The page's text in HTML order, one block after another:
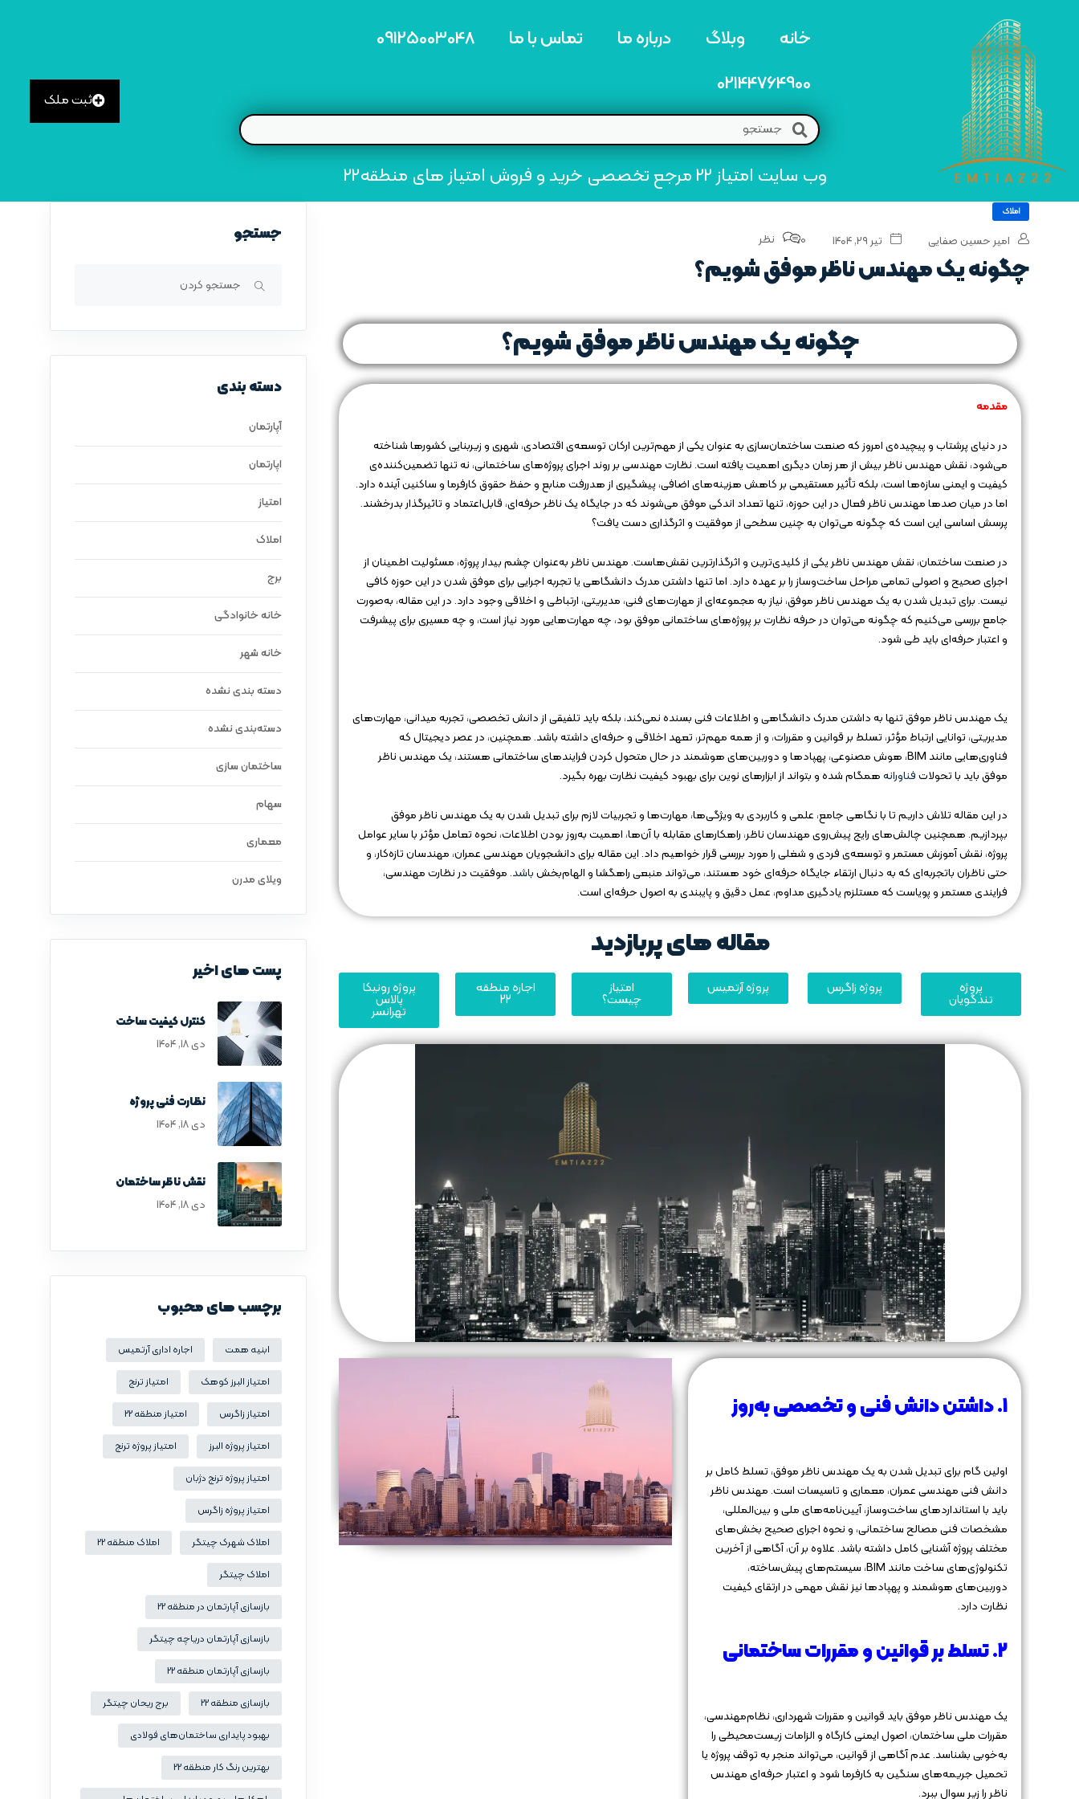
خانه وبلاگ درباره ما تماس با ما
09125003048
02144764900
وب سایت امتیاز 22 مرجع تخصصی خرید و فروش امتیاز های منطقه22
ثبت ملک
املاک
امیر حسین صفایی تیر ۲۹, ۱۴۰۴ 0 نظر
چگونه یک مهندس ناظر موفق شویم؟
چگونه یک مهندس ناظر موفق شویم؟
مقدمه‌
در دنیای پرشتاب و پیچیده‌ی امروز که صنعت ساختمان‌سازی به عنوان یکی از مهم‌ترین ارکان توسعه‌ی اقتصادی، شهری و زیربنایی کشورها شناخته
می‌شود، نقش مهندس ناظر بیش از هر زمان دیگری اهمیت یافته است. نظارت مهندسی بر روند اجرای پروژه‌های ساختمانی، نه تنها تضمین‌کننده‌ی
کیفیت و ایمنی سازه‌ها است، بلکه تأثیر مستقیمی بر کاهش هزینه‌های اضافی، پیشگیری از هدررفت منابع و حفظ حقوق کارفرما و ساکنین آینده دارد.
اما در میان صدها مهندس ناظر فعال در این حوزه، تنها تعداد اندکی موفق می‌شوند که در جایگاه یک ناظر حرفه‌ای، قابل‌اعتماد و تاثیرگذار بدرخشند.
پرسش اساسی این است که چگونه می‌توان به چنین سطحی از موفقیت و اثرگذاری دست یافت؟
در صنعت ساختمان، نقش مهندس ناظر یکی از کلیدی‌ترین و اثرگذارترین نقش‌هاست. مهندس ناظر به‌عنوان چشم بیدار پروژه، مسئولیت اطمینان از
اجرای صحیح و اصولی تمامی مراحل ساخت‌وساز را بر عهده دارد. اما تنها داشتن مدرک دانشگاهی یا تجربه اجرایی برای موفق شدن در این حوزه کافی
نیست. برای تبدیل شدن به یک مهندس ناظر موفق، نیاز به مجموعه‌ای از مهارت‌های فنی، مدیریتی، ارتباطی و اخلاقی وجود دارد. در این مقاله، به‌صورت
جامع بررسی می‌کنیم که چگونه می‌توان در حرفه نظارت بر پروژه‌های ساختمانی موفق بود، چه مهارت‌هایی مورد نیاز است، و چه مسیری برای پیشرفت
و اعتبار حرفه‌ای باید طی شود.
یک مهندس ناظر موفق تنها به داشتن مدرک دانشگاهی و اطلاعات فنی بسنده نمی‌کند، بلکه باید تلفیقی از دانش تخصصی، تجربه میدانی، مهارت‌های
مدیریتی، توانایی ارتباط مؤثر، تسلط بر قوانین و مقررات، و از همه مهم‌تر، تعهد اخلاقی و حرفه‌ای داشته باشد. همچنین، در عصر دیجیتال که
فناوری‌هایی مانند BIM، هوش مصنوعی، پهپادها و دوربین‌های هوشمند در حال متحول کردن فرایندهای ساختمانی هستند، یک مهندس ناظر
موفق باید با تحولاتفناورانههمگام شده و بتواند از ابزارهای نوین برای بهبود کیفیت نظارت بهره بگیرد.
در این مقاله تلاش داریم تا با نگاهی جامع، علمی و کاربردی به ویژگی‌ها، مهارت‌ها و تجربیات لازم برای تبدیل شدن به یک مهندس ناظر موفق
بپردازیم. همچنین چالش‌های رایج پیش‌روی مهندسان ناظر، راهکارهای مقابله با آن‌ها، اهمیت به‌روز بودن اطلاعات، نحوه تعامل مؤثر با سایر عوامل
پروژه، نقش آموزش مستمر و توسعه‌ی فردی و شغلی را مورد بررسی قرار خواهیم داد. این مقاله برای دانشجویان مهندسی عمران، مهندسان تازه‌کار، و
حتی ناظران باتجربه‌ای که به دنبال ارتقاء جایگاه حرفه‌ای خود هستند، می‌تواند منبعی راهگشا و الهام‌بخشباشد. موفقیت در نظارت مهندسی،
فرایندی مستمر و پویاست که مستلزم یادگیری مداوم، عمل دقیق و پایبندی به اصول حرفه‌ای است.
مقاله های پربازدید
پروژه
تندگویان
پروژه زاگرس پروژه آرتمیس امتیاز
چیست؟
اجاره منطقه
22
پروژه رونیکا
پالاس
تهرانسر
۱. داشتن دانش فنی و تخصصی به‌روز
اولین گام برای تبدیل شدن به یک مهندس ناظر موفق، تسلط کامل بر
دانش فنی مهندسی عمران، معماری و تاسیسات است. مهندس ناظر
باید با استانداردهای ساخت‌وساز، آیین‌نامه‌های ملی و بین‌المللی،
مشخصات فنی مصالح ساختمانی، و نحوه اجرای صحیح بخش‌های
مختلف پروژه آشنایی کامل داشته باشد. علاوه بر آن، آگاهی از آخرین
تکنولوژی‌های ساخت مانند BIM، سیستم‌های پیش‌ساخته،
دوربین‌های هوشمند و پهپادها نیز نقش مهمی در ارتقای کیفیت
نظارت دارد.
۲. تسلط بر قوانین و مقررات ساختمانی
یک مهندس ناظر موفق باید قوانین و مقررات شهرداری، نظام‌مهندسی،
مقررات ملی ساختمان، اصول ایمنی کارگاه و الزامات زیست‌محیطی را
به‌خوبی بشناسد. عدم آگاهی از قوانین، می‌تواند منجر به توقف پروژه یا
تحمیل جریمه‌های سنگین به کارفرما شود و اعتبار حرفه‌ای مهندس
ناظر را زیر سوال ببرد.
جستجو
دسته بندی
آپارتمان
اپارتمان
امتیاز
املاک
برج
خانه خانوادگی
خانه شهر
دسته بندی نشده
دسته‌بندی نشده
ساختمان سازی
سهام
معماری
ویلای مدرن
پست های اخیر
کنترل کیفیت ساخت
دی ۱۸, ۱۴۰۴
نظارت فنی پروژه
دی ۱۸, ۱۴۰۴
نقش ناظر ساختمان
دی ۱۸, ۱۴۰۴
برچسب های محبوب
ابنیه همت اجاره اداری آرتمیس
امتیاز البرز کوهک امتیاز ترنج
امتیاز زاگرس امتیاز منطقه 22
امتیاز پروژه البرز امتیاز پروژه ترنج
امتیاز پروژه ترنج دژبان
امتیاز پروژه زاگرس
املاک شهرک چیتگر املاک منطقه 22
املاک چیتگر
بازسازی آپارتمان در منطقه 22
بازسازی آپارتمان دریاچه چیتگر
بازسازی آپارتمان منطقه 22
بازسازی منطقه 22 برج ریحان چیتگر
بهبود پایداری ساختمان‌های فولادی
بهترین رنگ کار منطقه 22